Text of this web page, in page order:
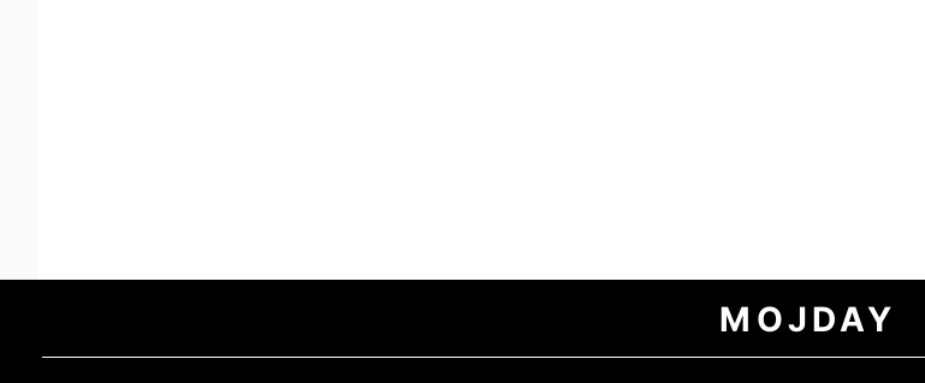
MOJDAY